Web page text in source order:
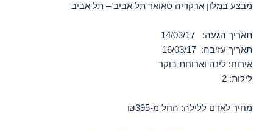
מבצע במלון ארקדיה טאואר תל אביב – תל אביב
תאריך הגעה: 14/03/17
תאריך עזיבה: 16/03/17
אירוח: לינה וארוחת בוקר
לילות: 2
מחיר לאדם ללילה: החל מ-₪395